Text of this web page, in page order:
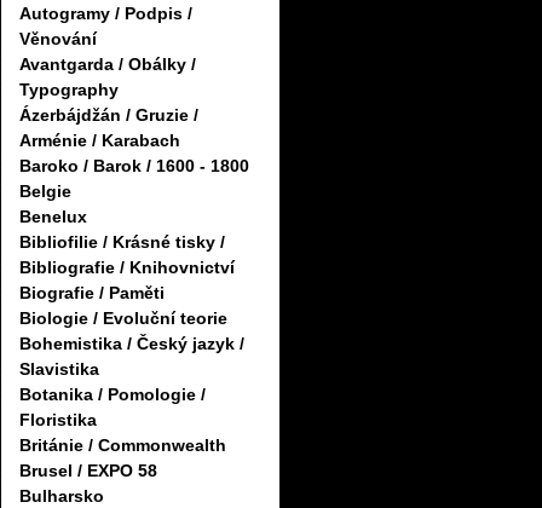
Autogramy / Podpis /
Věnování
Avantgarda / Obálky /
Typography
Ázerbájdžán / Gruzie /
Arménie / Karabach
Baroko / Barok / 1600 - 1800
Belgie
Benelux
Bibliofilie / Krásné tisky /
Bibliografie / Knihovnictví
Biografie / Paměti
Biologie / Evoluční teorie
Bohemistika / Český jazyk /
Slavistika
Botanika / Pomologie /
Floristika
Británie / Commonwealth
Brusel / EXPO 58
Bulharsko